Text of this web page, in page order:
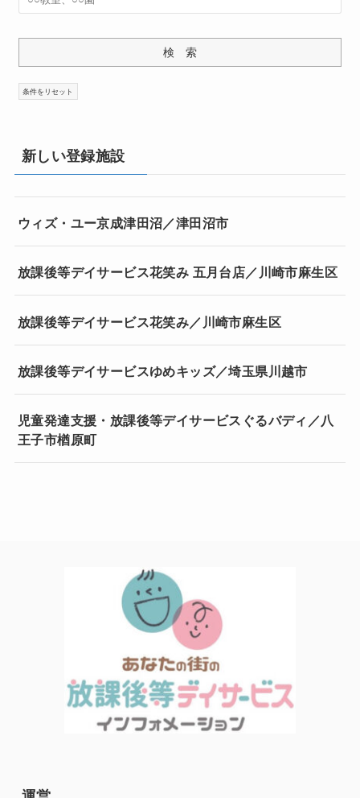
新しい登録施設
ウィズ・ユー京成津田沼／津田沼市
放課後等デイサービス花笑み 五月台店／川崎市麻生区
放課後等デイサービス花笑み／川崎市麻生区
放課後等デイサービスゆめキッズ／埼玉県川越市
児童発達支援・放課後等デイサービスぐるバディ／八
王子市楢原町